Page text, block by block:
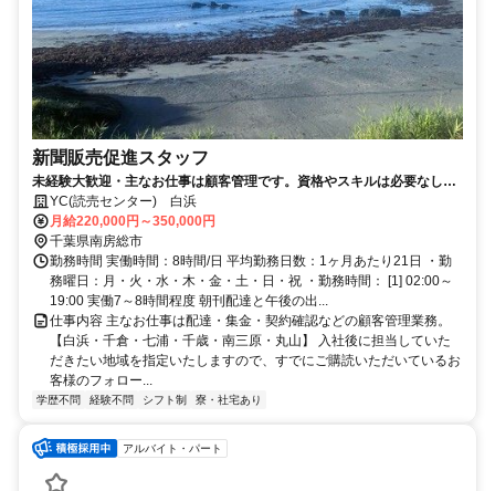
新聞販売促進スタッフ
未経験大歓迎・主なお仕事は顧客管理です。資格やスキルは必要なし。
日々の業務で月収もアップ！
YC(読売センター) 白浜
月給220,000円～350,000円
千葉県南房総市
勤務時間 実働時間：8時間/日 平均勤務日数：1ヶ月あたり21日 ・勤
務曜日：月・火・水・木・金・土・日・祝 ・勤務時間： [1] 02:00～
19:00 実働7～8時間程度 朝刊配達と午後の出...
仕事内容 主なお仕事は配達・集金・契約確認などの顧客管理業務。
【白浜・千倉・七浦・千歳・南三原・丸山】 入社後に担当していた
だきたい地域を指定いたしますので、すでにご購読いただいているお
客様のフォロー...
学歴不問 経験不問 シフト制 寮・社宅あり
アルバイト・パート